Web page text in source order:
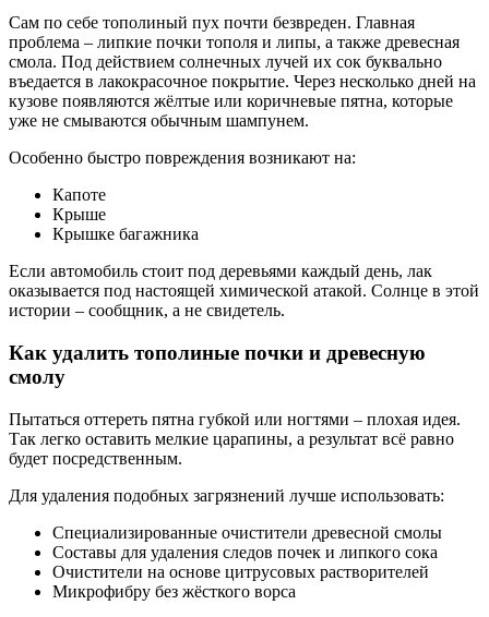
Сам по себе тополиный пух почти безвреден. Главная
проблема – липкие почки тополя и липы, а также древесная
смола. Под действием солнечных лучей их сок буквально
въедается в лакокрасочное покрытие. Через несколько дней на
кузове появляются жёлтые или коричневые пятна, которые
уже не смываются обычным шампунем.
Особенно быстро повреждения возникают на:
Капоте
Крыше
Крышке багажника
Если автомобиль стоит под деревьями каждый день, лак
оказывается под настоящей химической атакой. Солнце в этой
истории – сообщник, а не свидетель.
Как удалить тополиные почки и древесную
смолу
Пытаться оттереть пятна губкой или ногтями – плохая идея.
Так легко оставить мелкие царапины, а результат всё равно
будет посредственным.
Для удаления подобных загрязнений лучше использовать:
Специализированные очистители древесной смолы
Составы для удаления следов почек и липкого сока
Очистители на основе цитрусовых растворителей
Микрофибру без жёсткого ворса